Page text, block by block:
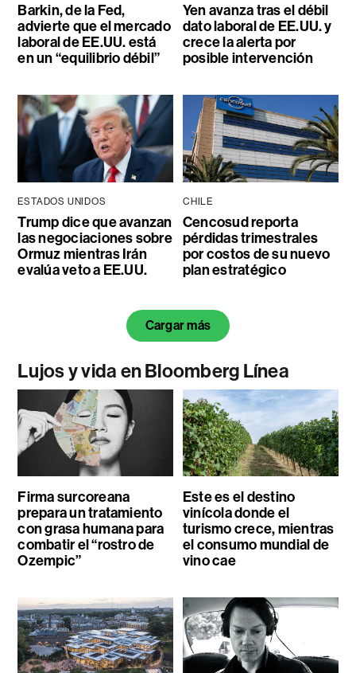
Barkin, de la Fed,
advierte que el mercado
laboral de EE.UU. está
en un “equilibrio débil”
Yen avanza tras el débil
dato laboral de EE.UU. y
crece la alerta por
posible intervención
ESTADOS UNIDOS
Trump dice que avanzan
las negociaciones sobre
Ormuz mientras Irán
evalúa veto a EE.UU.
CHILE
Cencosud reporta
pérdidas trimestrales
por costos de su nuevo
plan estratégico
Cargar más
Lujos y vida en Bloomberg Línea
Firma surcoreana
prepara un tratamiento
con grasa humana para
combatir el “rostro de
Ozempic”
Este es el destino
vinícola donde el
turismo crece, mientras
el consumo mundial de
vino cae